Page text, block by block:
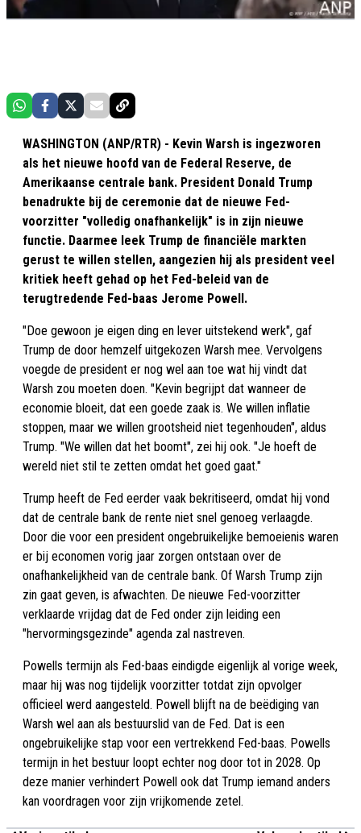
WASHINGTON (ANP/RTR) - Kevin Warsh is ingezworen
als het nieuwe hoofd van de Federal Reserve, de
Amerikaanse centrale bank. President Donald Trump
benadrukte bij de ceremonie dat de nieuwe Fed-
voorzitter "volledig onafhankelijk" is in zijn nieuwe
functie. Daarmee leek Trump de financiële markten
gerust te willen stellen, aangezien hij als president veel
kritiek heeft gehad op het Fed-beleid van de
terugtredende Fed-baas Jerome Powell.
"Doe gewoon je eigen ding en lever uitstekend werk", gaf
Trump de door hemzelf uitgekozen Warsh mee. Vervolgens
voegde de president er nog wel aan toe wat hij vindt dat
Warsh zou moeten doen. "Kevin begrijpt dat wanneer de
economie bloeit, dat een goede zaak is. We willen inflatie
stoppen, maar we willen grootsheid niet tegenhouden", aldus
Trump. "We willen dat het boomt", zei hij ook. "Je hoeft de
wereld niet stil te zetten omdat het goed gaat."
Trump heeft de Fed eerder vaak bekritiseerd, omdat hij vond
dat de centrale bank de rente niet snel genoeg verlaagde.
Door die voor een president ongebruikelijke bemoeienis waren
er bij economen vorig jaar zorgen ontstaan over de
onafhankelijkheid van de centrale bank. Of Warsh Trump zijn
zin gaat geven, is afwachten. De nieuwe Fed-voorzitter
verklaarde vrijdag dat de Fed onder zijn leiding een
"hervormingsgezinde" agenda zal nastreven.
Powells termijn als Fed-baas eindigde eigenlijk al vorige week,
maar hij was nog tijdelijk voorzitter totdat zijn opvolger
officieel werd aangesteld. Powell blijft na de beëdiging van
Warsh wel aan als bestuurslid van de Fed. Dat is een
ongebruikelijke stap voor een vertrekkend Fed-baas. Powells
termijn in het bestuur loopt echter nog door tot in 2028. Op
deze manier verhindert Powell ook dat Trump iemand anders
kan voordragen voor zijn vrijkomende zetel.